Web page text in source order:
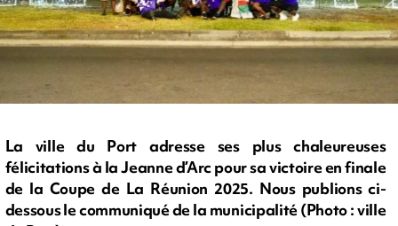
La ville du Port adresse ses plus chaleureuses
félicitations à la Jeanne d’Arc pour sa victoire en finale
de la Coupe de La Réunion 2025. Nous publions ci-
dessous le communiqué de la municipalité (Photo : ville